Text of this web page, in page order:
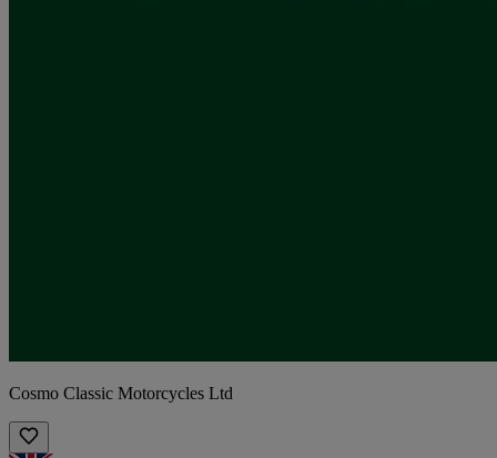
Cosmo Classic Motorcycles Ltd